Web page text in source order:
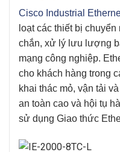
Cisco Industrial
loạt các thiết bị
chắn, xử lý lưu lượng
mạng công nghiệp.
cho khách hàng trong
khai thác mỏ, vận tải
an toàn cao và hội tụ
sử dụng Giao thức